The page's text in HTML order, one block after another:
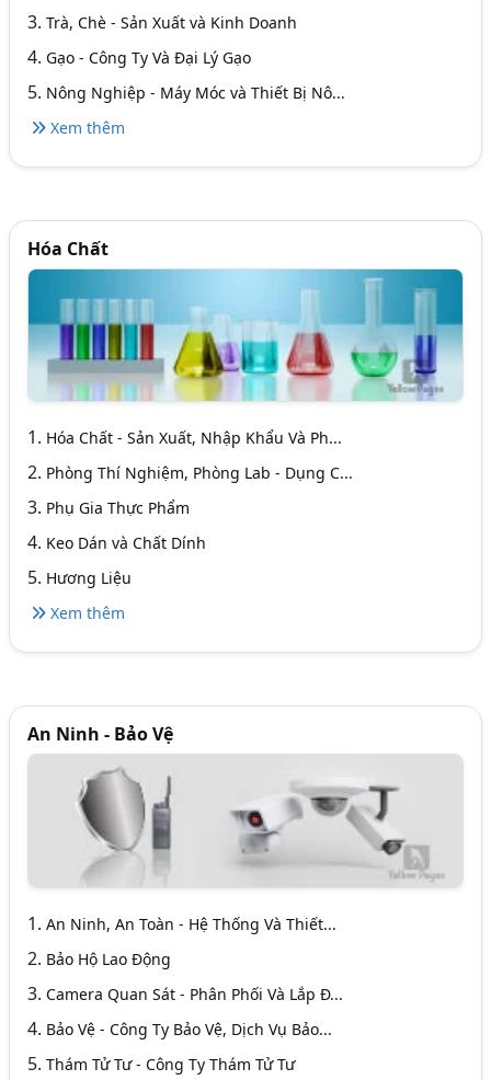
3. Trà, Chè - Sản Xuất và Kinh Doanh
4. Gạo - Công Ty Và Đại Lý Gạo
5. Nông Nghiệp - Máy Móc và Thiết Bị Nô...
Xem thêm
Hóa Chất
1. Hóa Chất - Sản Xuất, Nhập Khẩu Và Ph...
2. Phòng Thí Nghiệm, Phòng Lab - Dụng C...
3. Phụ Gia Thực Phẩm
4. Keo Dán và Chất Dính
5. Hương Liệu
Xem thêm
An Ninh - Bảo Vệ
1. An Ninh, An Toàn - Hệ Thống Và Thiết...
2. Bảo Hộ Lao Động
3. Camera Quan Sát - Phân Phối Và Lắp Đ...
4. Bảo Vệ - Công Ty Bảo Vệ, Dịch Vụ Bảo...
5. Thám Tử Tư - Công Ty Thám Tử Tư